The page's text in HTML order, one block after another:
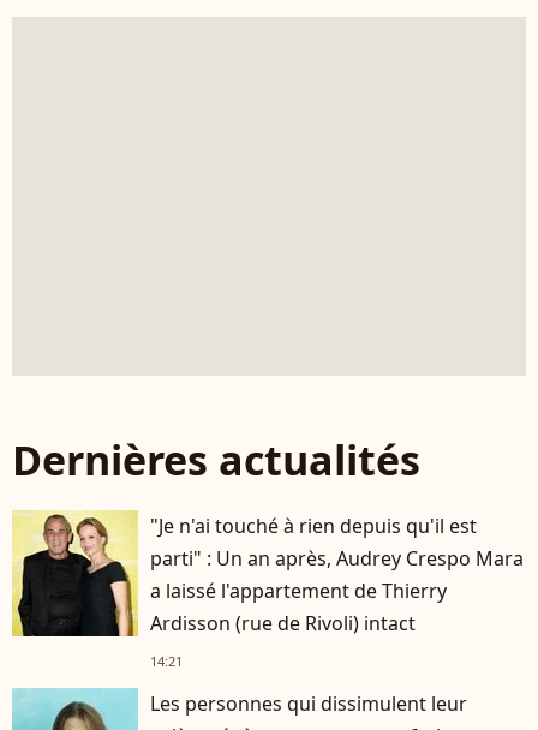
Dernières actualités
"Je n'ai touché à rien depuis qu'il est
parti" : Un an après, Audrey Crespo Mara
a laissé l'appartement de Thierry
Ardisson (rue de Rivoli) intact
14:21
Les personnes qui dissimulent leur